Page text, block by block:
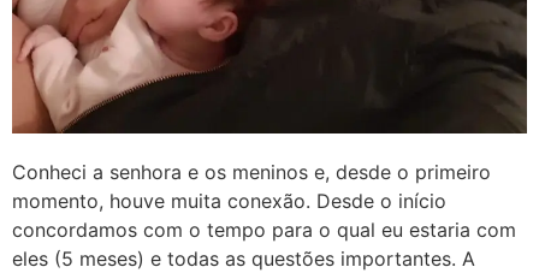
Conheci a senhora e os meninos e, desde o primeiro
momento, houve muita conexão. Desde o início
concordamos com o tempo para o qual eu estaria com
eles (5 meses) e todas as questões importantes. A